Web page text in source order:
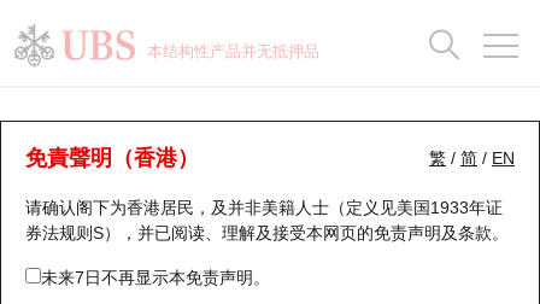
本结构性产品并无抵押品
繁 / 简 / EN
免責聲明（香港）
请确认阁下为香港居民，及并非美籍人士（定义见美国1933年证
券法规则S），并已阅读、理解及接受本网页的免责声明及条款。
未来7日不再显示本免责声明。
牛熊证分析仪
表现 街货统计 比较
54188 瑞银牛证 HSI 恒生指数
瑞银认股证一览
新发行瑞银认股证
即将到期认股证
街货统计
比较
牛熊全景快搜
牛熊证搜寻
牛熊证街货分布图
街货统计
比较
十大升幅/跌幅
十大认股证成交分布
十天股证占大市成交
正股分析仪
二十大活跃股份
恒指成份股
持股比重
显示所有持股比重
每月轮证大市专题
轮证专栏
讲座及教育短片